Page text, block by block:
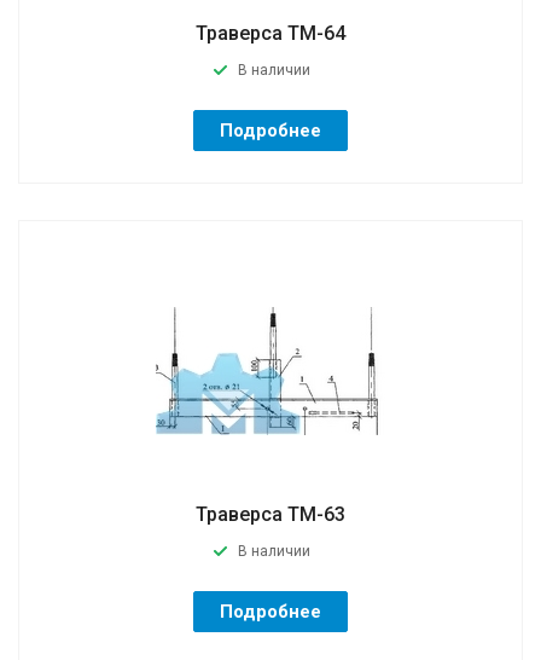
Траверса ТМ-64
В наличии
Подробнее
Траверса ТМ-63
В наличии
Подробнее